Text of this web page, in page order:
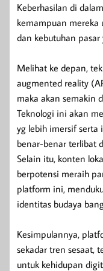
Keberhasilan di
kemampuan mereka
dan kebutuhan pasar
Melihat ke depan,
augmented reality
maka akan semakin
Teknologi ini akan
yg lebih imersif serta
benar-benar terlibat
Selain itu, konten
berpotensi meraih
platform ini,
identitas budaya
Kesimpulannya,
sekadar tren sesaat,
untuk kehidupan